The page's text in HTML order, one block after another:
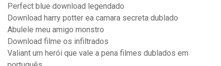
Perfect blue download legendado
Download harry potter ea camara secreta dublado
Abulele meu amigo monstro
Download filme os infiltrados
Valiant um herói que vale a pena filmes dublados em